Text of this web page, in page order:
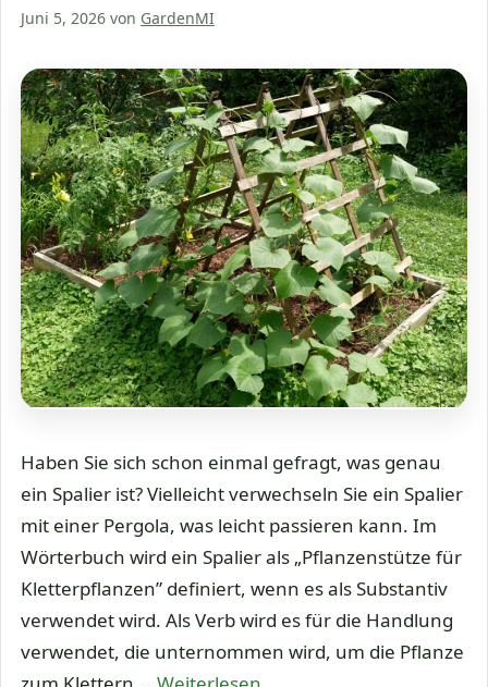
Juni 5, 2026 von GardenMI
Haben Sie sich schon einmal gefragt, was genau
ein Spalier ist? Vielleicht verwechseln Sie ein Spalier
mit einer Pergola, was leicht passieren kann. Im
Wörterbuch wird ein Spalier als „Pflanzenstütze für
Kletterpflanzen” definiert, wenn es als Substantiv
verwendet wird. Als Verb wird es für die Handlung
verwendet, die unternommen wird, um die Pflanze